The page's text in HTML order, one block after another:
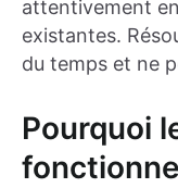
attentivement
existantes.
du temps et ne
Pourquoi